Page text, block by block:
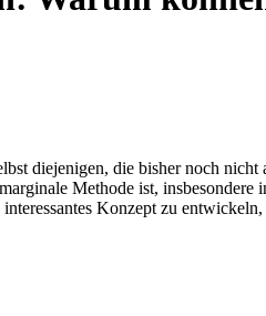
diejenigen, die bisher noch
Methode ist,
Konzept zu